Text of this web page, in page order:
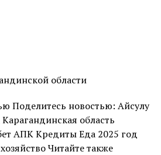
области
Поделитесь новостью: Айсулу
область
АПК Кредиты Еда 2025 год
Читайте также